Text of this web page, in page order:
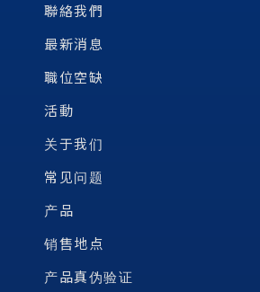
聯絡我們
最新消息
職位空缺
活動
关于我们
常见问题
产品
销售地点
产品真伪验证